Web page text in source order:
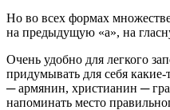
Но во всех формах
на предыдущую «а», на
Очень удобно для легкого
придумывать для себя
─ армянин, христианин ─
напоминать место